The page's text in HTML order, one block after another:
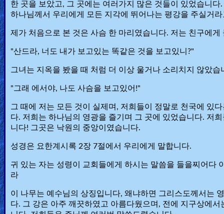
CBN
Videos
🎞
Kids
Videos
🎞
Worship
Music
🎞
Vids
for
한 곳을 보았고, 그 곳에는 여러가지 많은 것들이 있었습니
하나님께서 우리에게 모든 지각에 뛰어나는 평강을 주실거
제가 처음으로 본 것은 사슴 한 마리였습니다. 저는 친구에게
"산드라, 너도 내가 보고있는 똑같은 것을 보고있니?"
그녀는 지옥을 봤을 때 처럼 더 이상 울거나 소리치지 않았
"그래 에서야, 나도 사슴을 보고있어!"
그 때에 저는 모든 것이 실제며, 저희들이 정말로 천국에 있
다. 저희는 하나님의 영광을 즐기며 그 곳에 있었습니다. 저
니다! 그곳은 낙원의 중앙이였습니다.
성경은 요한계시록 2장 7절에서 우리에게 말합니다.
귀 있는 자는 성령이 교회들에게 하시는 말씀을 들을찌어다
라
이 나무는 예수님의 상징입니다, 왜냐하면 그리스도께서는
다. 그 강은 아주 깨끗하였고 아름다웠으며, 전에 지구상에